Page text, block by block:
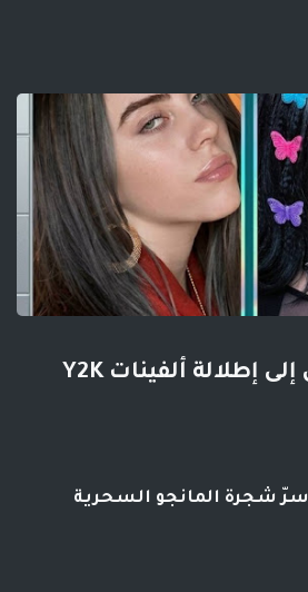
تحول بيلي أيليش إلى إطلالة ألفينات Y2K
سرّ شجرة المانجو السحرية